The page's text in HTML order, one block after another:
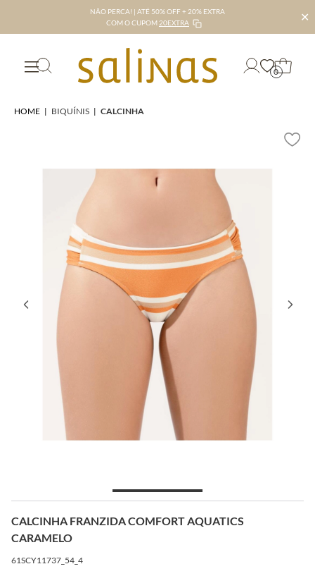
NÃO PERCA! | ATÉ 50% OFF + 20% EXTRA
COM O CUPOM 20EXTRA ✕
0
HOME | BIQUÍNIS | CALCINHA
CALCINHA FRANZIDA COMFORT AQUATICS
CARAMELO
61SCY11737_54_4